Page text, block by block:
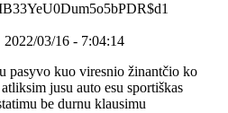
2022/03/16 - 7:04:14
pasyvo kuo viresnio žinantčio ko
jusu auto esu sportiškas
be durnu klausimu